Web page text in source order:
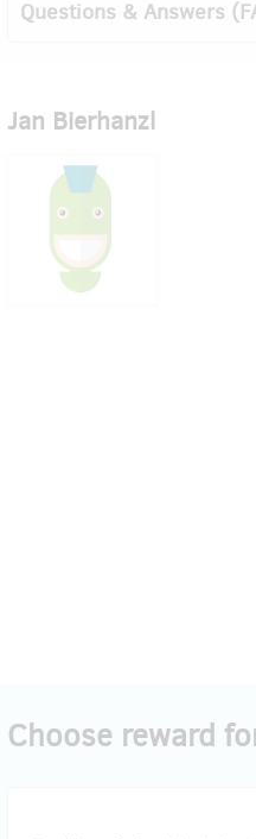
Questions & Answers
Jan Bierhanzl
Choose reward